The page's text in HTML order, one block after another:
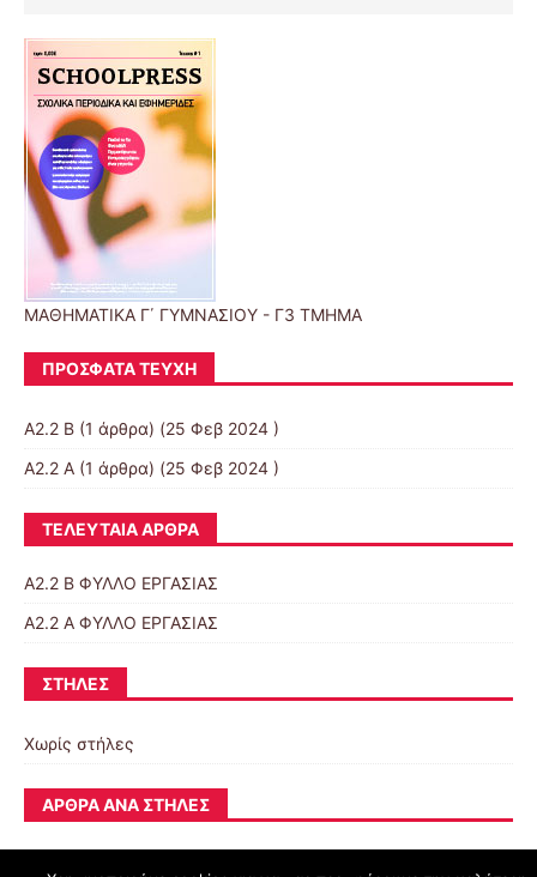
ΜΑΘΗΜΑΤΙΚΑ Γ΄ ΓΥΜΝΑΣΙΟΥ - Γ3 ΤΜΗΜΑ
ΠΡΌΣΦΑΤΑ ΤΕΎΧΗ
Α2.2 Β (1 άρθρα) (25 Φεβ 2024 )
Α2.2 Α (1 άρθρα) (25 Φεβ 2024 )
ΤΕΛΕΥΤΑΊΑ ΆΡΘΡΑ
Α2.2 Β ΦΥΛΛΟ ΕΡΓΑΣΙΑΣ
Α2.2 Α ΦΥΛΛΟ ΕΡΓΑΣΙΑΣ
ΣΤΉΛΕΣ
Χωρίς στήλες
ΆΡΘΡΑ ΑΝΆ ΣΤΉΛΕΣ